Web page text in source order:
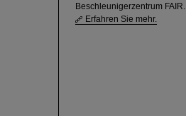
Beschleunigerzentrum FAIR.
Erfahren Sie mehr.